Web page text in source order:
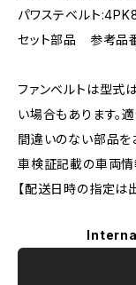
パワステベルト
セット部品 参考品
ファンベルトは型式
い場合もあります。
間違いのない部品
車検証記載の車両情
【配送日時の指定は